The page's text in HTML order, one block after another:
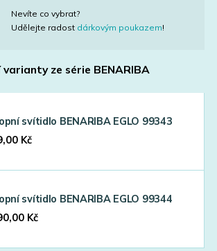
Nevíte co vybrat?
Udělejte radost dárkovým poukazem!
varianty ze série BENARIBA
svítidlo BENARIBA EGLO 99343
Kč
svítidlo BENARIBA EGLO 99344
Kč